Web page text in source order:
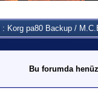
: Korg pa80 Backup /
Bu forumda